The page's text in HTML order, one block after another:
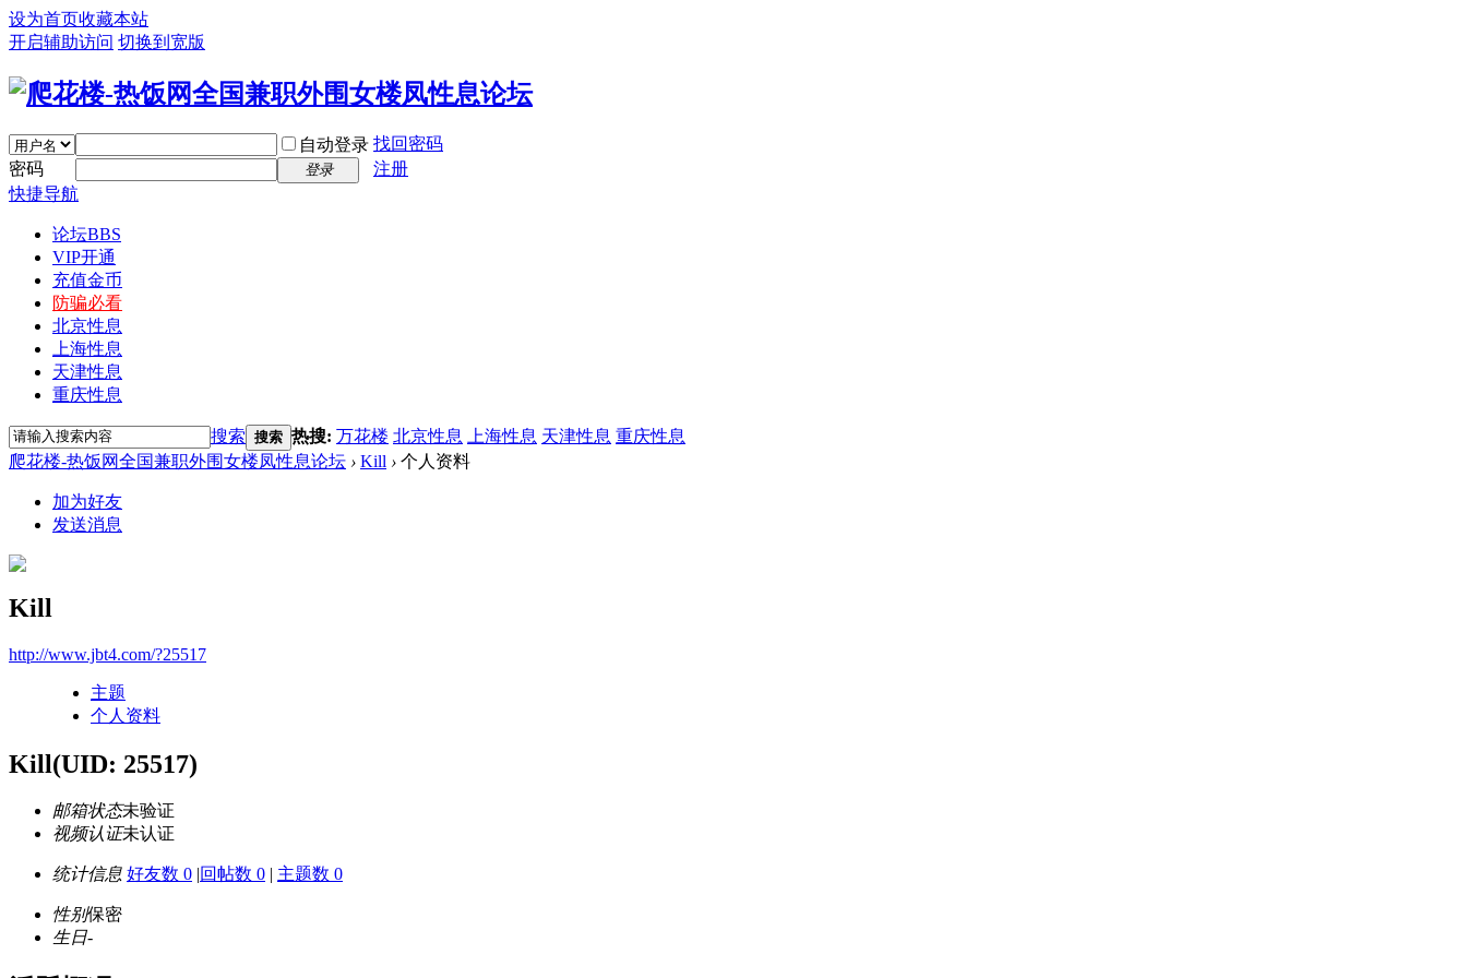
设为首页收藏本站
开启辅助访问 切换到宽版
自动登录 找回密码
密码
登录
注册
快捷导航
论坛BBS
VIP开通
充值金币
防骗必看
北京性息
上海性息
天津性息
重庆性息
搜索 搜索 热搜: 万花楼 北京性息 上海性息 天津性息 重庆性息
爬花楼-热饭网全国兼职外围女楼凤性息论坛 › Kill › 个人资料
加为好友
发送消息
Kill
http://www.jbt4.com/?25517
主题
个人资料
Kill(UID: 25517)
邮箱状态未验证
视频认证未认证
统计信息 好友数 0 |回帖数 0 | 主题数 0
性别保密
生日-